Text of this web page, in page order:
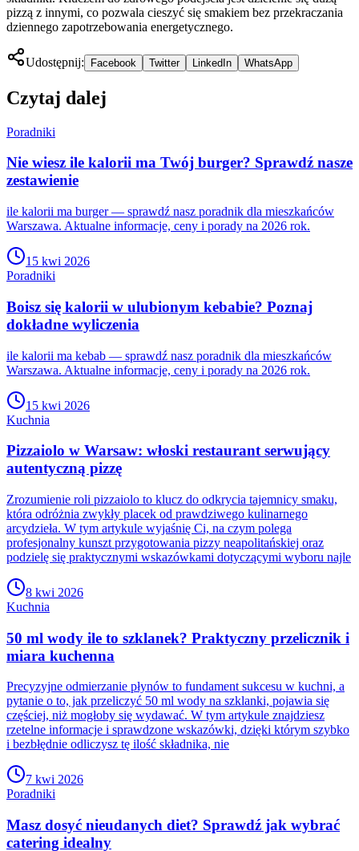
pizzą z innymi, co pozwala cieszyć się smakiem bez przekraczania
dziennego zapotrzebowania energetycznego.
Udostępnij: Facebook Twitter LinkedIn WhatsApp
Czytaj dalej
Poradniki
Nie wiesz ile kalorii ma Twój burger? Sprawdź nasze
zestawienie
ile kalorii ma burger — sprawdź nasz poradnik dla mieszkańców
Warszawa. Aktualne informacje, ceny i porady na 2026 rok.
15 kwi 2026
Poradniki
Boisz się kalorii w ulubionym kebabie? Poznaj
dokładne wyliczenia
ile kalorii ma kebab — sprawdź nasz poradnik dla mieszkańców
Warszawa. Aktualne informacje, ceny i porady na 2026 rok.
15 kwi 2026
Kuchnia
Pizzaiolo w Warsaw: włoski restaurant serwujący
autentyczną pizzę
Zrozumienie roli pizzaiolo to klucz do odkrycia tajemnicy smaku,
która odróżnia zwykły placek od prawdziwego kulinarnego
arcydzieła. W tym artykule wyjaśnię Ci, na czym polega
profesjonalny kunszt przygotowania pizzy neapolitańskiej oraz
podzielę się praktycznymi wskazówkami dotyczącymi wyboru najle
8 kwi 2026
Kuchnia
50 ml wody ile to szklanek? Praktyczny przelicznik i
miara kuchenna
Precyzyjne odmierzanie płynów to fundament sukcesu w kuchni, a
pytanie o to, jak przeliczyć 50 ml wody na szklanki, pojawia się
częściej, niż mogłoby się wydawać. W tym artykule znajdziesz
rzetelne informacje i sprawdzone wskazówki, dzięki którym szybko
i bezbłędnie odliczysz tę ilość składnika, nie
7 kwi 2026
Poradniki
Masz dosyć nieudanych diet? Sprawdź jak wybrać
catering idealny